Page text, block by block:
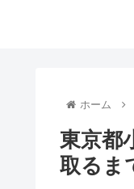
ホーム
東京都
取るま